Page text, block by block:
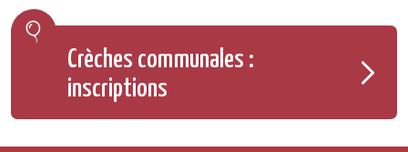
Crèches communales :
inscriptions